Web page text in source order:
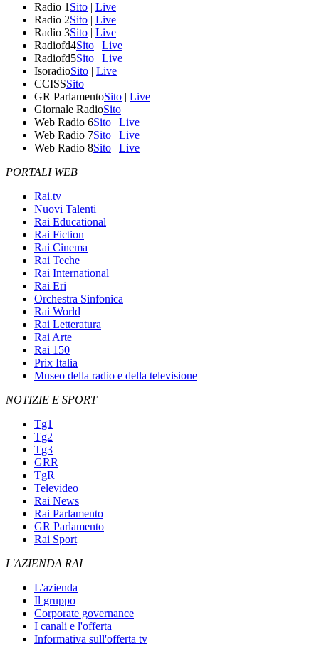
Radio 1 Sito | Live
Radio 2Sito | Live
Radio 3Sito | Live
Radiofd4Sito | Live
Radiofd5Sito | Live
IsoradioSito | Live
CCISSSito
GR ParlamentoSito | Live
Giornale RadioSito
Web Radio 6Sito | Live
Web Radio 7Sito | Live
Web Radio 8Sito | Live
PORTALI WEB
Rai.tv
Nuovi Talenti
Rai Educational
Rai Fiction
Rai Cinema
Rai Teche
Rai International
Rai Eri
Orchestra Sinfonica
Rai World
Rai Letteratura
Rai Arte
Rai 150
Prix Italia
Museo della radio e della televisione
NOTIZIE E SPORT
Tg1
Tg2
Tg3
GRR
TgR
Televideo
Rai News
Rai Parlamento
GR Parlamento
Rai Sport
L'AZIENDA RAI
L'azienda
Il gruppo
Corporate governance
I canali e l'offerta
Informativa sull'offerta tv